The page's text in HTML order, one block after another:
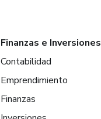
Finanzas e Inversiones
Contabilidad
Emprendimiento
Finanzas